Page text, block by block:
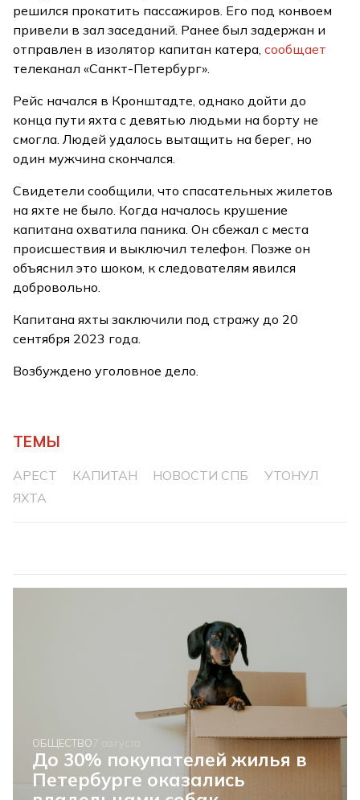
решился прокатить пассажиров. Его под конвоем
привели в зал заседаний. Ранее был задержан и
отправлен в изолятор капитан катера,сообщает
телеканал «Санкт-Петербург».
Рейс начался в Кронштадте, однако дойти до
конца пути яхта с девятью людьми на борту не
смогла. Людей удалось вытащить на берег, но
один мужчина скончался.
Свидетели сообщили, что спасательных жилетов
на яхте не было. Когда началось крушение
капитана охватила паника. Он сбежал с места
происшествия и выключил телефон. Позже он
объяснил это шоком, к следователям явился
добровольно.
Капитана яхты заключили под стражу до 20
сентября 2023 года.
Возбуждено уголовное дело.
ТЕМЫ
АРЕСТ КАПИТАН НОВОСТИ СПБ
УТОНУЛ
ЯХТА
ОБЩЕСТВО
До 30% покупателей жилья в
Петербурге оказались